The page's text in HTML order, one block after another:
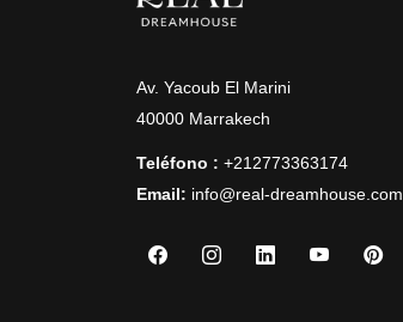
Av. Yacoub El Marini
40000 Marrakech
Teléfono : +212773363174
Email: info@real-dreamhouse.com